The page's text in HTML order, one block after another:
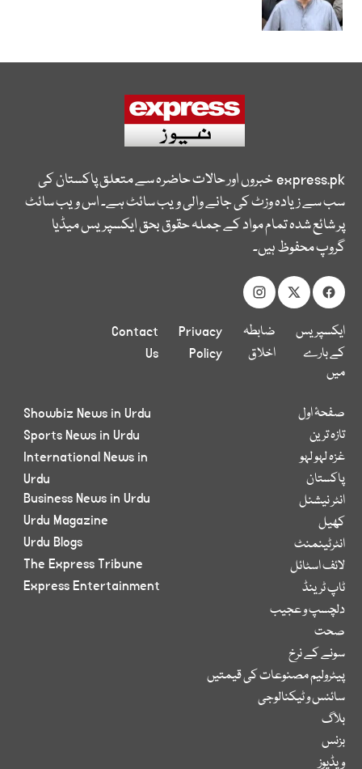
express.pkخبروں اور حالات حاضرہ سے متعلق پاکستان کی
سب سے زیادہ وزٹ کی جانے والی ویب سائٹ ہے۔ اس ویب سائٹ
پر شائع شدہ تمام مواد کے جملہ حقوق بحق ایکسپریس میڈیا
گروپ محفوظ ہیں۔
ایکسپریس
کے بارے
میں
ضابطہ
اخلاق
Privacy
Policy
Contact
Us
صفحۂ اول
تازہ ترین
غزہ لہو لہو
پاکستان
انٹر نیشنل
کھیل
انٹرٹینمنٹ
لائف اسٹائل
ٹاپ ٹرینڈ
دلچسپ و عجیب
صحت
سونے کے نرخ
پیٹرولیم مصنوعات کی قیمتیں
سائنس و ٹیکنالوجی
بلاگ
بزنس
ویڈیوز
Showbiz News in Urdu
Sports News in Urdu
International News in
Urdu
Business News in Urdu
Urdu Magazine
Urdu Blogs
The Express Tribune
Express Entertainment